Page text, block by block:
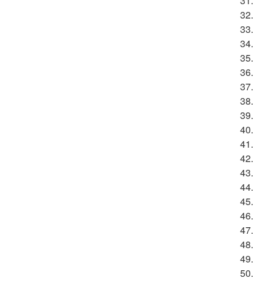
32.
33.
34.
35.
36.
37.
38.
39.
40.
41.
42.
43.
44.
45.
46.
47.
48.
49.
50.